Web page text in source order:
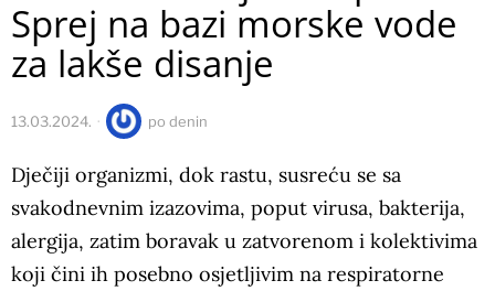
Sprej na bazi morske vode
za lakše disanje
13.03.2024. po denin
Dječiji organizmi, dok rastu, susreću se sa
svakodnevnim izazovima, poput virusa, bakterija,
alergija, zatim boravak u zatvorenom i kolektivima
koji čini ih posebno osjetljivim na respiratorne